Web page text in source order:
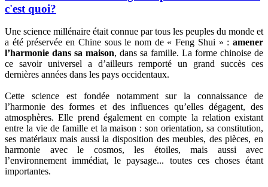
(3 avis)
c'est quoi?
Une science millénaire était connue par tous les peuples du monde et
a été préservée en Chine sous le nom de « Feng Shui » : amener
l’harmonie dans sa maison, dans sa famille. La forme chinoise de
ce savoir universel a d’ailleurs remporté un grand succès ces
dernières années dans les pays occidentaux.
Cette science est fondée notamment sur la connaissance de
l’harmonie des formes et des influences qu’elles dégagent, des
atmosphères. Elle prend également en compte la relation existant
entre la vie de famille et la maison : son orientation, sa constitution,
ses matériaux mais aussi la disposition des meubles, des pièces, en
harmonie avec le cosmos, les étoiles, mais aussi avec
l’environnement immédiat, le paysage... toutes ces choses étant
importantes.